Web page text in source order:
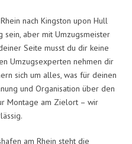
nach Kingston upon Hull
aber mit Umzugsmeister
Seite musst du dir keine
Umzugsexperten nehmen dir
sich um alles, was für deinen
und Organisation über den
Montage am Zielort – wir
am Rhein steht die